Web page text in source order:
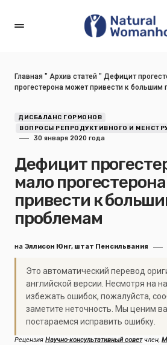
Главная " Архив статей " Дефицит
прогестерона может привести к большим
ДИСБАЛАНС ГОРМОНОВ
ВОПРОСЫ РЕПРОДУКТИВНОГО И
30 января 2020 года
Дефицит
мало
привести к
проблемам
на Эллисон Юнг, штат Пенсильвания
Это автоматический перевод
английской версии. Несмотря на
избежать ошибок, пожалуйста,
заметите неточность. Мы ценим
постараемся исправить ошибку.
Рецензия Научно-консультативный советчлен,